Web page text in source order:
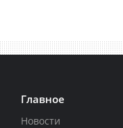
Главное
Новости